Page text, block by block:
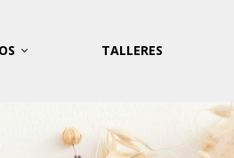
TALLERES